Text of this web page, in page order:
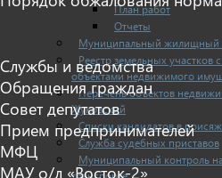
План работ
Отчеты
Муниципальный жилищный
Реестр земельных
объектами недвижимого
Перечень объектов
Жуковский
Списки кандидатов в
Служба судебных приставов
Муниципальный контроль
транспорте
Службы и ведомства
Обращения граждан
Совет депутатов
Прием предпринимателей
МФЦ
МАУ о/л «Восток-2»